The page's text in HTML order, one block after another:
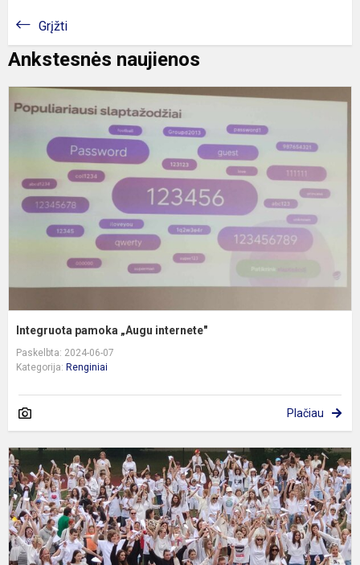
Grįžti
Ankstesnės naujienos
Integruota pamoka „Augu internete"
Paskelbta: 2024-06-07
Kategorija: Renginiai
Plačiau